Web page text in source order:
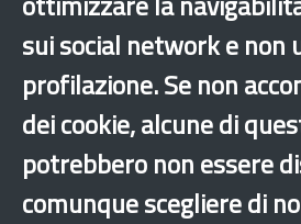
sui social network e non
profilazione. Se non
dei cookie, alcune di
potrebbero non essere
comunque scegliere di